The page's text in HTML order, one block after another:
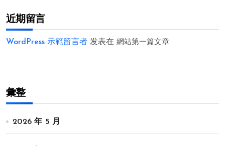
近期留言
WordPress 示範留言者 发表在 網站第一篇文章
彙整
2026 年 5 月